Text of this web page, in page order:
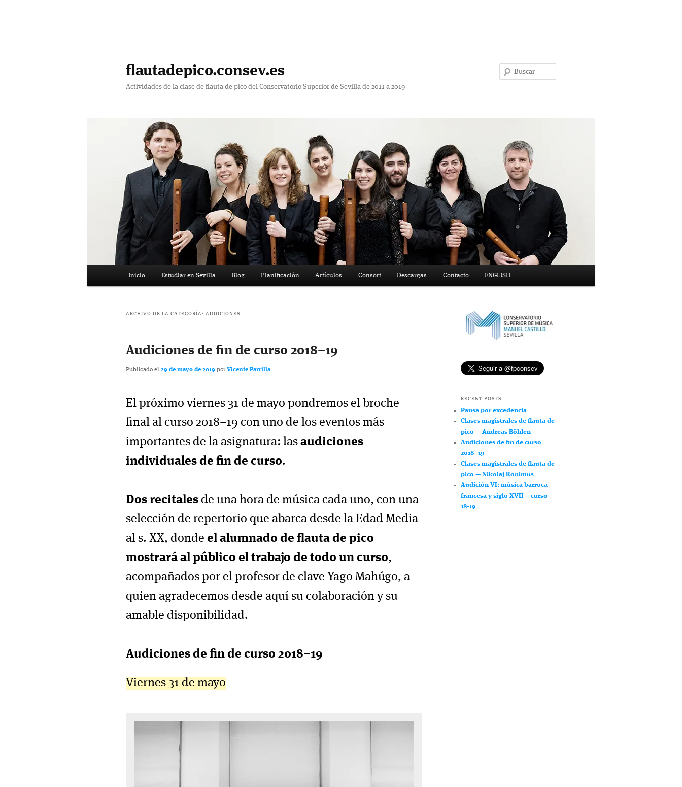
flautadepico.consev.es
Actividades de la clase de flauta de pico del Conservatorio Superior de Sevilla de 2011 a 2019
Inicio Estudiar en Sevilla Blog Planificación Artículos Consort Descargas Contacto ENGLISH
ARCHIVO DE LA CATEGORÍA: AUDICIONES
Audiciones de fin de curso 2018–19
Publicado el 29 de mayo de 2019 por Vicente Parrilla
El próximo viernes 31 de mayo pondremos el broche
final al curso 2018–19 con uno de los eventos más
importantes de la asignatura: las audiciones
individuales de fin de curso.
Dos recitales de una hora de música cada uno, con una
selección de repertorio que abarca desde la Edad Media
al s. XX, donde el alumnado de flauta de pico
mostrará al público el trabajo de todo un curso,
acompañados por el profesor de clave Yago Mahúgo, a
quien agradecemos desde aquí su colaboración y su
amable disponibilidad.
Audiciones de fin de curso 2018–19
Viernes 31 de mayo
RECENT POSTS
Pausa por excedencia
Clases magistrales de flauta de
pico — Andreas Böhlen
Audiciones de fin de curso
2018–19
Clases magistrales de flauta de
pico — Nikolaj Ronimus
Audición VI: música barroca
francesa y siglo XVII – curso
18-19